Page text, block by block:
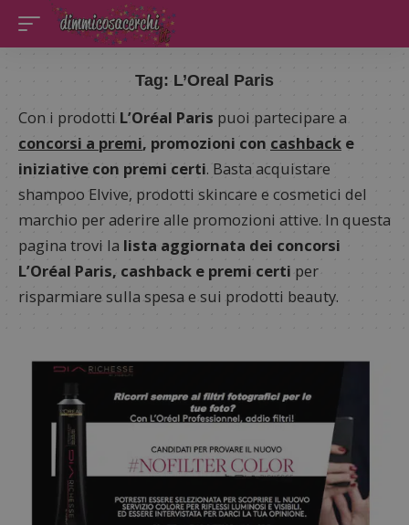
Tag: L’Oreal Paris
Con i prodotti L’Oréal Paris puoi partecipare a
concorsi a premi, promozioni con cashback e
iniziative con premi certi. Basta acquistare
shampoo Elvive, prodotti skincare e cosmetici del
marchio per aderire alle promozioni attive. In questa
pagina trovi la lista aggiornata dei concorsi
L’Oréal Paris, cashback e premi certi per
risparmiare sulla spesa e sui prodotti beauty.